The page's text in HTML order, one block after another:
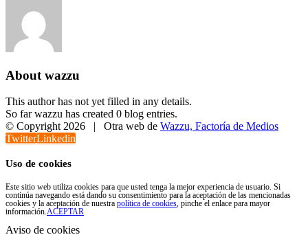
About wazzu
This author has not yet filled in any details.
So far wazzu has created 0 blog entries.
© Copyright2026 | Otra web de Wazzu, Factoría de Medios
TwitterLinkedin
Uso de cookies
Este sitio web utiliza cookies para que usted tenga la mejor experiencia de usuario. Si
continúa navegando está dando su consentimiento para la aceptación de las mencionadas
cookies y la aceptación de nuestra política de cookies, pinche el enlace para mayor
información.ACEPTAR
Aviso de cookies